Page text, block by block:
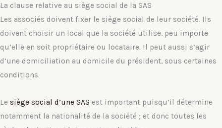
La clause relative au siège social de la SAS
Les associés doivent fixer le siège social de leur société. Ils
doivent choisir un local que la société utilise, peu importe
qu’elle en soit propriétaire ou locataire. Il peut aussi s’agir
d’une domiciliation au domicile du président, sous certaines
conditions.
Le siège social d’une SAS est important puisqu’il détermine
notamment la nationalité de la société ; et donc toutes les